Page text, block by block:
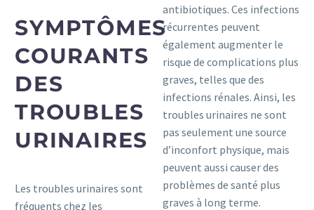
SYMPTÔMES
COURANTS
DES
TROUBLES
URINAIRES
Les troubles urinaires sont
fréquents chez les
antibiotiques. Ces infections
récurrentes peuvent
également augmenter le
risque de complications plus
graves, telles que des
infections rénales. Ainsi, les
troubles urinaires ne sont
pas seulement une source
d’inconfort physique, mais
peuvent aussi causer des
problèmes de santé plus
graves à long terme.